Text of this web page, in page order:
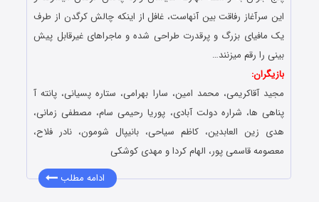
این سرآغاز رفاقت بین آنهاست، غافل از اینکه چالش کرگدن از طرف
یک مافیای بزرگ و پرقدرت طراحی شده و ماجراهای غیرقابل پیش
بینی را رقم میزنند…
بازیگران:
مجید آقاکریمی، محمد امین، سارا بهرامی، ستاره پسیانی، پانته آ
پناهی ها، شراره دولت آبادی، پوریا رحیمی سام، مصطفی زمانی،
هدی زین العابدین، کاظم سیاحی، بانیپال شومون، نادر فلاح،
معصومه قاسمی پور، الهام کردا و مهدی کوشکی
ادامه مطلب